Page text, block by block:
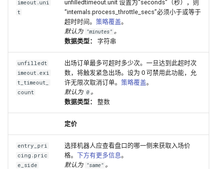
imeout.uni
t
unfilledtimeout.unit 设置为“seconds”（秒），则
“internals.process_throttle_secs”必须小于或等于
超时时间。 策略覆盖。
默认为 "minutes" 。
数据类型：
字符串
unfilledt
imeout.exi
t_timeout_
count
出场订单最多可超时多少次。一旦达到此超时次
数，将触发紧急出场。设为 0 可禁用此功能，允
许无限次取消订单。 策略覆盖。
默认为 0 。
数据类型：
整数
定价
entry_pri
cing.pric
e_side
选择机器人应查看盘口的哪一侧来获取入场价
格。 下方有更多信息。
默认为 "same" 。